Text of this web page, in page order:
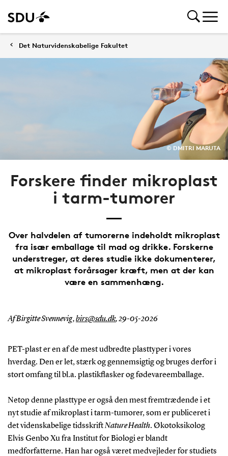
Det Naturvidenskabelige Fakultet
© DMITRI MARUTA
Forskere finder mikroplast
i tarm-tumorer
Over halvdelen af tumorerne indeholdt mikroplast
fra især emballage til mad og drikke. Forskerne
understreger, at deres studie ikke dokumenterer,
at mikroplast forårsager kræft, men at der kan
være en sammenhæng.
Af Birgitte Svennevig,birs@sdu.dk,29-05-2026
PET-plast er en af de mest udbredte plasttyper i vores
hverdag. Den er let, stærk og gennemsigtig og bruges derfor i
stort omfang til bl.a. plastikflasker og fødevareemballage.
Netop denne plasttype er også den mest fremtrædende i et
nyt studie af mikroplast i tarm-tumorer, som er publiceret i
det videnskabelige tidsskriftNature Health. Økotoksikolog
Elvis Genbo Xu fra Institut for Biologi er blandt
medforfatterne. Han har også været medvejleder for studiets